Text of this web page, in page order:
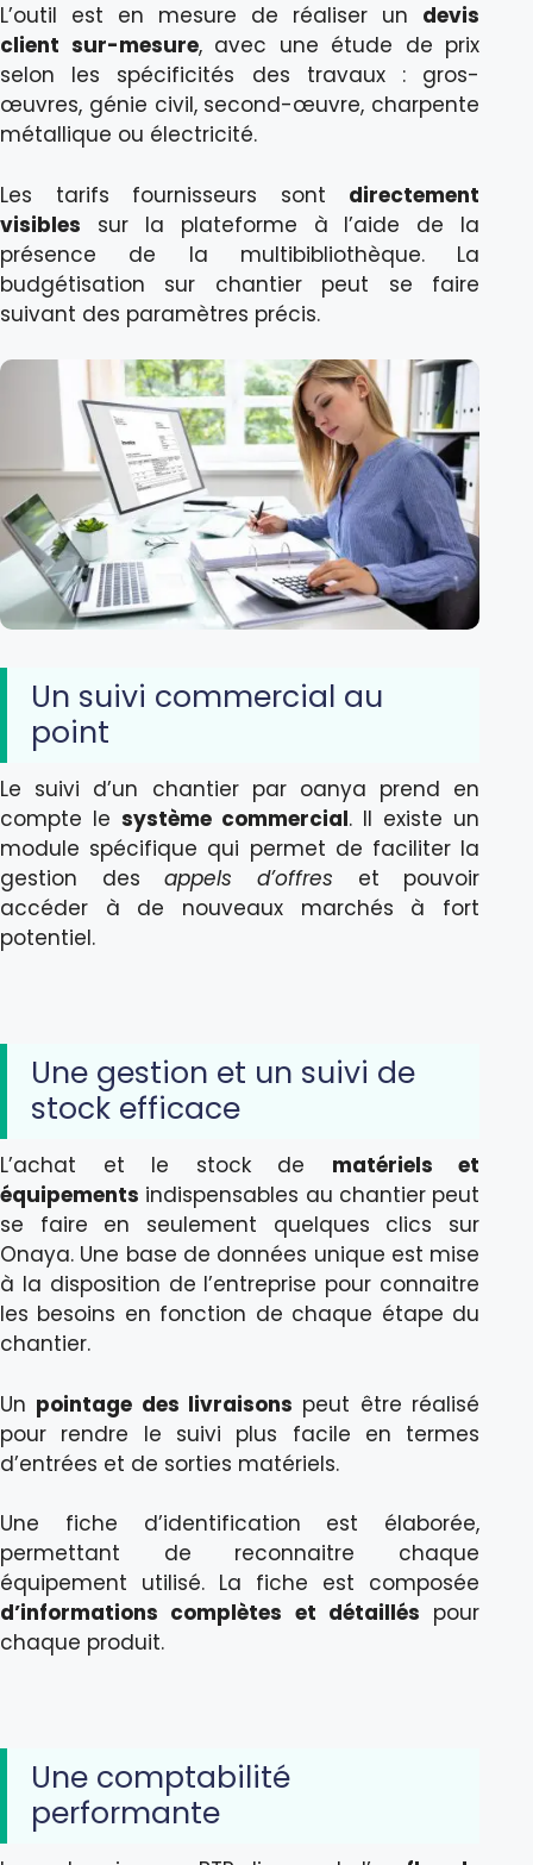
L’outil est en mesure de réaliser un devis
client sur-mesure, avec une étude de prix
selon les spécificités des travaux : gros-
œuvres, génie civil, second-œuvre, charpente
métallique ou électricité.
Les tarifs fournisseurs sont directement
visibles sur la plateforme à l’aide de la
présence de la multibibliothèque. La
budgétisation sur chantier peut se faire
suivant des paramètres précis.
Un suivi commercial au
point
Le suivi d’un chantier par oanya prend en
compte lesystème commercial. Il existe un
module spécifique qui permet de faciliter la
gestion desappels d’offres et pouvoir
accéder à de nouveaux marchés à fort
potentiel.
Une gestion et un suivi de
stock efficace
L’achat et le stock de matériels et
équipements indispensables au chantier peut
se faire en seulement quelques clics sur
Onaya. Une base de données unique est mise
à la disposition de l’entreprise pour connaitre
les besoins en fonction de chaque étape du
chantier.
Un pointage des livraisons peut être réalisé
pour rendre le suivi plus facile en termes
d’entrées et de sorties matériels.
Une fiche d’identification est élaborée,
permettant de reconnaitre chaque
équipement utilisé. La fiche est composée
d’informations complètes et détaillés pour
chaque produit.
Une comptabilité
performante